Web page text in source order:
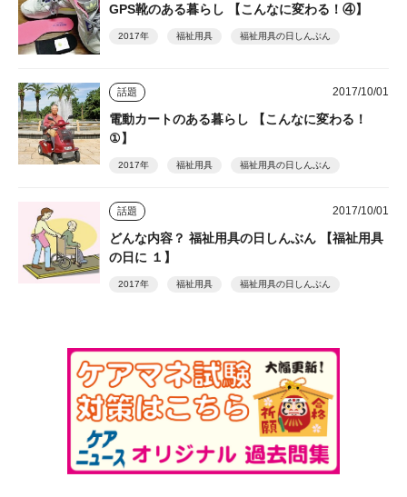
GPS靴のある暮らし 【こんなに変わる！④】
2017年 福祉用具 福祉用具の日しんぶん
話題 2017/10/01
電動カートのある暮らし 【こんなに変わる！
①】
2017年 福祉用具 福祉用具の日しんぶん
話題 2017/10/01
どんな内容？ 福祉用具の日しんぶん 【福祉用具
の日に １】
2017年 福祉用具 福祉用具の日しんぶん